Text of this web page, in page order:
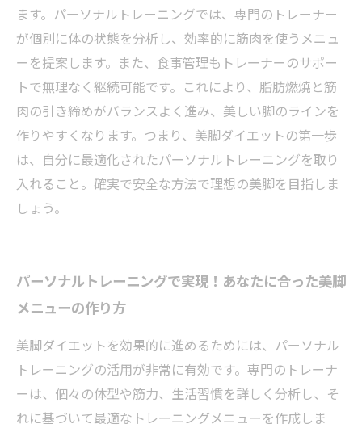
ます。パーソナルトレーニングでは、専門のトレーナー
が個別に体の状態を分析し、効率的に筋肉を使うメニュ
ーを提案します。また、食事管理もトレーナーのサポー
トで無理なく継続可能です。これにより、脂肪燃焼と筋
肉の引き締めがバランスよく進み、美しい脚のラインを
作りやすくなります。つまり、美脚ダイエットの第一歩
は、自分に最適化されたパーソナルトレーニングを取り
入れること。確実で安全な方法で理想の美脚を目指しま
しょう。
パーソナルトレーニングで実現！あなたに合った美脚
メニューの作り方
美脚ダイエットを効果的に進めるためには、パーソナル
トレーニングの活用が非常に有効です。専門のトレーナ
ーは、個々の体型や筋力、生活習慣を詳しく分析し、そ
れに基づいて最適なトレーニングメニューを作成しま